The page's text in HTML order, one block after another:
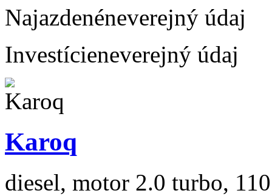
Najazdenéneverejný údaj
Investícieneverejný údaj
Karoq
diesel, motor 2.0 turbo,